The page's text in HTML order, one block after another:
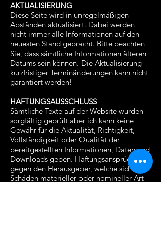
AKTUALISIERUNG
Diese Seite wird in unregelmäßigen
Abständen aktualisiert. Dabei werden
nicht immer alle Informationen auf den
neuesten Stand gebracht. Bitte beachten
Sie, dass sämtliche Informationen älteren
Datums sein können. Die Aktualisierung
kurzfristiger Terminänderungen kann nicht
garantiert werden!
HAFTUNGSAUSSCHLUSS
Sämtliche Texte auf der Website wurden
sorgfältig geprüft aber ich kann keine
Gewähr für die Aktualität, Richtigkeit,
Vollständigkeit oder Qualität der
bereitgestellten Informationen, Daten und
Downloads geben. Haftungsansprüche
gegen den Herausgeber, welche sich auf
Schäden materieller oder nomineller Art